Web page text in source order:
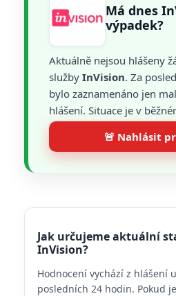
Má dnes
výpadek?
Aktuálně nejsou hlášeny
služby InVision. Za
bylo zaznamenáno jen
hlášení. Situace je v
🚨 Nahlásit
Jak určujeme aktuální
InVision?
Hodnocení vychází z hlášení
posledních 24 hodin. Pokud